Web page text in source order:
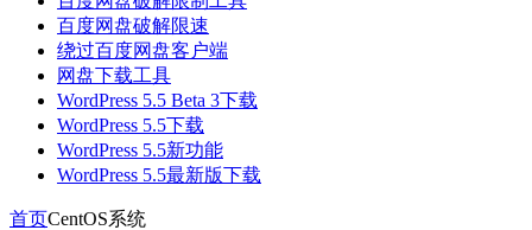
百度网盘破解限速
绕过百度网盘客户端
网盘下载工具
WordPress 5.5 Beta 3下载
WordPress 5.5下载
WordPress 5.5新功能
WordPress 5.5最新版下载
首页CentOS系统